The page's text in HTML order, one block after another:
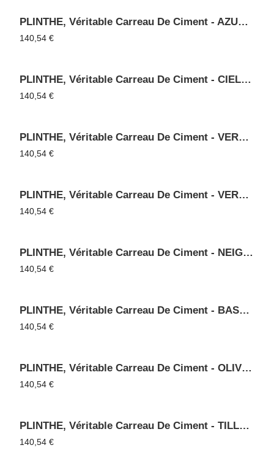
PLINTHE, Véritable Carreau De Ciment - AZUR 85
140,54€
PLINTHE, Véritable Carreau De Ciment - CIEL 80
140,54€
PLINTHE, Véritable Carreau De Ciment - VERT FONCE 3014
140,54€
PLINTHE, Véritable Carreau De Ciment - VERT DE GRIS 3015
140,54€
PLINTHE, Véritable Carreau De Ciment - NEIGE 05
140,54€
PLINTHE, Véritable Carreau De Ciment - BASALTE 11
140,54€
PLINTHE, Véritable Carreau De Ciment - OLIVE 60
140,54€
PLINTHE, Véritable Carreau De Ciment - TILLEUL 55
140,54€